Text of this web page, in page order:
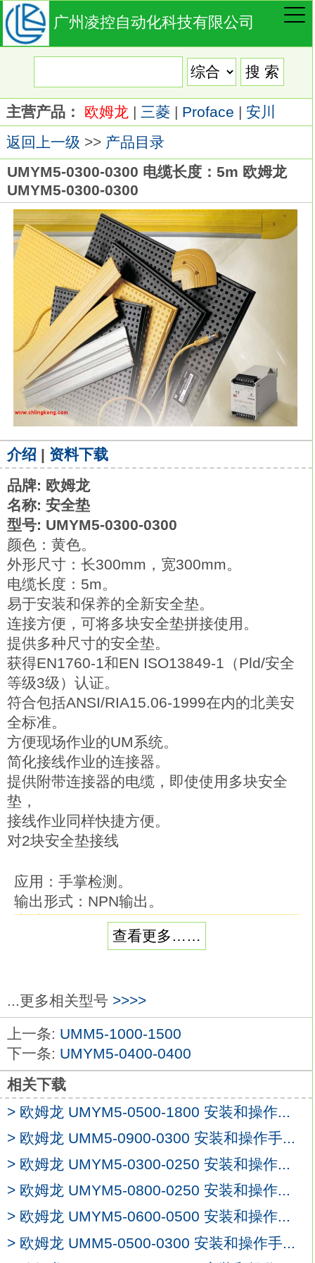
广州凌控自动化科技有限公司
主营产品： 欧姆龙 | 三菱 | Proface | 安川
返回上一级 >> 产品目录
UMYM5-0300-0300 电缆长度：5m 欧姆龙
UMYM5-0300-0300
介绍 | 资料下载
品牌: 欧姆龙
名称: 安全垫
型号: UMYM5-0300-0300
颜色：黄色。
外形尺寸：长300mm，宽300mm。
电缆长度：5m。
易于安装和保养的全新安全垫。
连接方便，可将多块安全垫拼接使用。
提供多种尺寸的安全垫。
获得EN1760-1和EN ISO13849-1（Pld/安全
等级3级）认证。
符合包括ANSI/RIA15.06-1999在内的北美安
全标准。
方便现场作业的UM系统。
简化接线作业的连接器。
提供附带连接器的电缆，即使使用多块安全
垫，
接线作业同样快捷方便。
对2块安全垫接线
应用：手掌检测。
输出形式：NPN输出。
光轴数：18个。
保护高度：385mm。
检测距离：0.2～7m。
性能与功能性相结合的基本型
多可串联连接3套安全光幕欧姆龙UMYM5-
0300-0300。
使用安全屏蔽套头即可轻松实现屏蔽功能。
与联锁和辅助输出功能一样，成为标配功能
UMYM5-0300-0300系列：系列。
小检测物体：φ30mm。
光轴间隙：20mm。
光轴数：84个。
检测幅度：1680mm。
配备耐用、耐冲击本体和长达20m传感距离
查看更多……
...更多相关型号 >>>>
上一条: UMM5-1000-1500
下一条: UMYM5-0400-0400
相关下载
> 欧姆龙 UMYM5-0500-1800 安装和操作...
> 欧姆龙 UMM5-0900-0300 安装和操作手...
> 欧姆龙 UMYM5-0300-0250 安装和操作...
> 欧姆龙 UMYM5-0800-0250 安装和操作...
> 欧姆龙 UMYM5-0600-0500 安装和操作...
> 欧姆龙 UMM5-0500-0300 安装和操作手...